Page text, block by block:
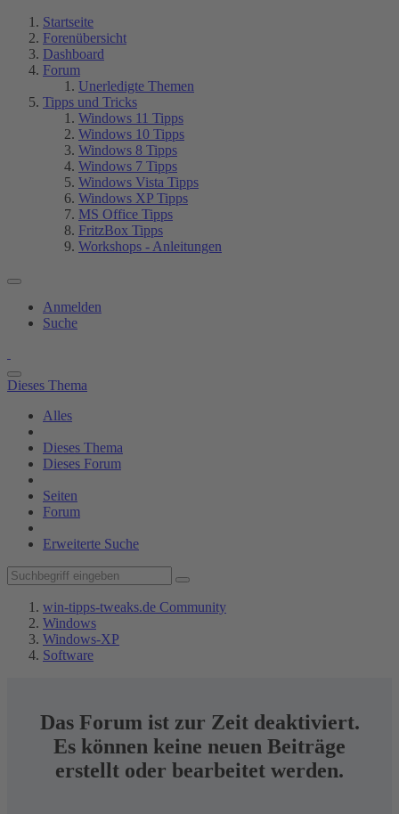
Startseite
Forenübersicht
Dashboard
Forum
Unerledigte Themen
Tipps und Tricks
Windows 11 Tipps
Windows 10 Tipps
Windows 8 Tipps
Windows 7 Tipps
Windows Vista Tipps
Windows XP Tipps
MS Office Tipps
FritzBox Tipps
Workshops - Anleitungen
Anmelden
Suche
Dieses Thema
Alles
Dieses Thema
Dieses Forum
Seiten
Forum
Erweiterte Suche
win-tipps-tweaks.de Community
Windows
Windows-XP
Software
Das Forum ist zur Zeit deaktiviert.
Es können keine neuen Beiträge
erstellt oder bearbeitet werden.